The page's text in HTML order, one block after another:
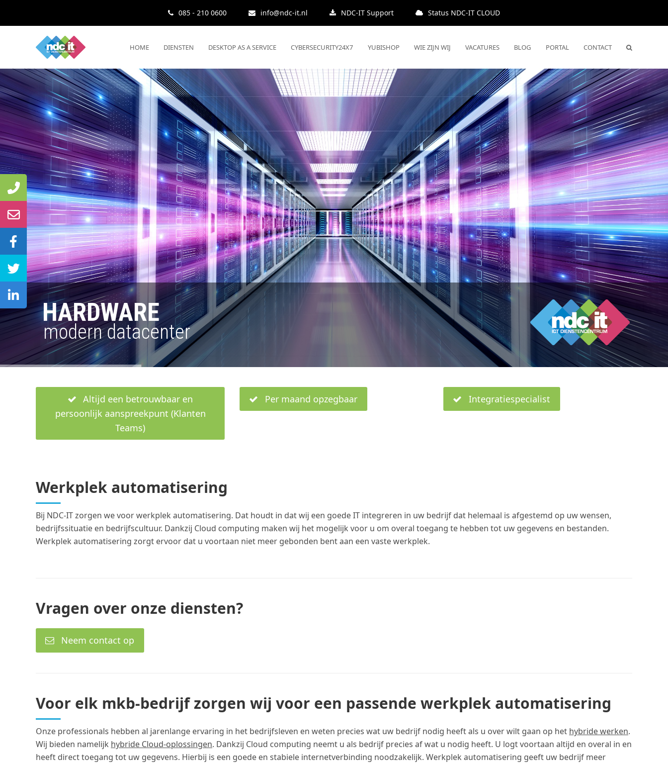
085 - 210 0600 info@ndc-it.nl NDC-IT Support Status NDC-IT CLOUD
HOME DIENSTEN DESKTOP AS A SERVICE CYBERSECURITY24X7 YUBISHOP WIE ZIJN WIJ VACATURES BLOG PORTAL CONTACT
HARDWARE
modern datacenter
Altijd een betrouwbaar en
persoonlijk aanspreekpunt (Klanten
Teams)
Per maand opzegbaar Integratiespecialist
Werkplek automatisering
Bij NDC-IT zorgen we voor werkplek automatisering. Dat houdt in dat wij een goede IT integreren in uw bedrijf dat helemaal is afgestemd op uw wensen,
bedrijfssituatie en bedrijfscultuur. Dankzij Cloud computing maken wij het mogelijk voor u om overal toegang te hebben tot uw gegevens en bestanden.
Werkplek automatisering zorgt ervoor dat u voortaan niet meer gebonden bent aan een vaste werkplek.
Vragen over onze diensten?
Neem contact op
Voor elk mkb-bedrijf zorgen wij voor een passende werkplek automatisering
Onze professionals hebben al jarenlange ervaring in het bedrijfsleven en weten precies wat uw bedrijf nodig heeft als u over wilt gaan op het hybride werken.
Wij bieden namelijk hybride Cloud-oplossingen. Dankzij Cloud computing neemt u als bedrijf precies af wat u nodig heeft. U logt voortaan altijd en overal in en
heeft direct toegang tot uw gegevens. Hierbij is een goede en stabiele internetverbinding noodzakelijk. Werkplek automatisering geeft uw bedrijf meer